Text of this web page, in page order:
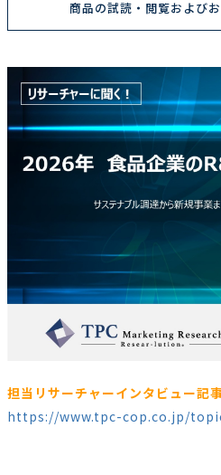
商品の試読・閲覧および
担当リサーチャーインタビュー記
https://www.tpc-cop.co.jp/